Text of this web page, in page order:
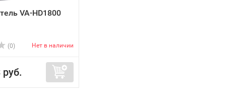
VA-HD1800
(0) Нет в наличии
руб.